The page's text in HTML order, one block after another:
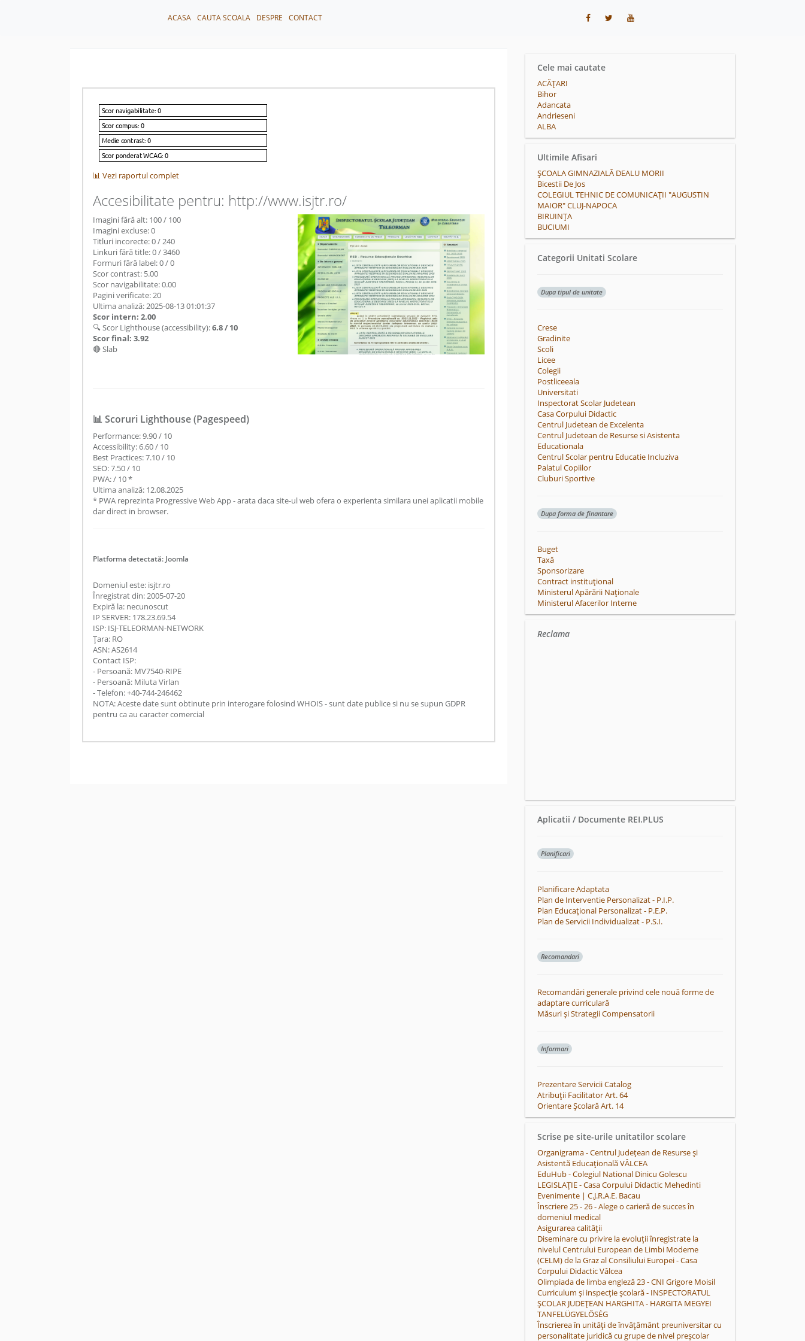
ACASA CAUTA SCOALA DESPRE CONTACT
📊 Vezi raportul complet
Accesibilitate pentru: http://www.isjtr.ro/
Imagini fără alt: 100 / 100
Imagini excluse: 0
Titluri incorecte: 0 / 240
Linkuri fără title: 0 / 3460
Formuri fără label: 0 / 0
Scor contrast: 5.00
Scor navigabilitate: 0.00
Pagini verificate: 20
Ultima analiză: 2025-08-13 01:01:37
Scor intern: 2.00
🔍 Scor Lighthouse (accessibility):6.8 / 10
Scor final: 3.92
🔴 Slab
📊 Scoruri Lighthouse (Pagespeed)
Performance: 9.90 / 10
Accessibility: 6.60 / 10
Best Practices: 7.10 / 10
SEO: 7.50 / 10
PWA: / 10 *
Ultima analiză: 12.08.2025
* PWA reprezinta Progressive Web App - arata daca site-ul web ofera o experienta similara unei aplicatii mobile
dar direct in browser.
Platforma detectată: Joomla
Domeniul este: isjtr.ro
Înregistrat din: 2005-07-20
Expiră la: necunoscut
IP SERVER: 178.23.69.54
ISP: ISJ-TELEORMAN-NETWORK
Țara: RO
ASN: AS2614
Contact ISP:
- Persoană: MV7540-RIPE
- Persoană: Miluta Virlan
- Telefon: +40-744-246462
NOTA: Aceste date sunt obtinute prin interogare folosind WHOIS - sunt date publice si nu se supun GDPR
pentru ca au caracter comercial
Cele mai cautate
ACĂŢARI
Bihor
Adancata
Andrieseni
ALBA
Ultimile Afisari
ȘCOALA GIMNAZIALĂ DEALU MORII
Bicestii De Jos
COLEGIUL TEHNIC DE COMUNICAȚII "AUGUSTIN
MAIOR" CLUJ-NAPOCA
BIRUINŢA
BUCIUMI
Categorii Unitati Scolare
Dupa tipul de unitate
Crese
Gradinite
Scoli
Licee
Colegii
Postliceeala
Universitati
Inspectorat Scolar Judetean
Casa Corpului Didactic
Centrul Judetean de Excelenta
Centrul Judetean de Resurse si Asistenta
Educationala
Centrul Scolar pentru Educatie Incluziva
Palatul Copiilor
Cluburi Sportive
Dupa forma de finantare
Buget
Taxă
Sponsorizare
Contract instituțional
Ministerul Apărării Naționale
Ministerul Afacerilor Interne
Reclama
Aplicatii / Documente REI.PLUS
Planificari
Planificare Adaptata
Plan de Interventie Personalizat - P.I.P.
Plan Educațional Personalizat - P.E.P.
Plan de Servicii Individualizat - P.S.I.
Recomandari
Recomandări generale privind cele nouă forme de
adaptare curriculară
Măsuri și Strategii Compensatorii
Informari
Prezentare Servicii Catalog
Atribuții Facilitator Art. 64
Orientare Școlară Art. 14
Scrise pe site-urile unitatilor scolare
Organigrama - Centrul Județean de Resurse și
Asistentă Educațională VÂLCEA
EduHub - Colegiul National Dinicu Golescu
LEGISLAȚIE - Casa Corpului Didactic Mehedinti
Evenimente | C.J.R.A.E. Bacau
Înscriere 25 - 26 - Alege o carieră de succes în
domeniul medical
Asigurarea calității
Diseminare cu privire la evoluţii înregistrate la
nivelul Centrului European de Limbi Modeme
(CELM) de la Graz al Consiliului Europei - Casa
Corpului Didactic Vâlcea
Olimpiada de limba engleză 23 - CNI Grigore Moisil
Curriculum și inspecție școlară - INSPECTORATUL
ȘCOLAR JUDEȚEAN HARGHITA - HARGITA MEGYEI
TANFELÜGYELŐSÉG
Înscrierea în unități de învățământ preuniversitar cu
personalitate juridică cu grupe de nivel preșcolar